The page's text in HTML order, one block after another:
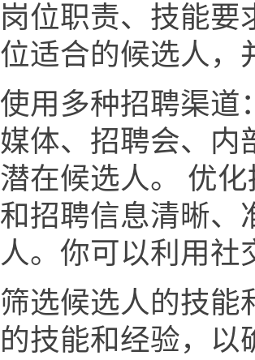
岗位职责、技能要
位适合的候选人，
使用多种招聘渠道
媒体、招聘会、内
潜在候选人。 优
和招聘信息清晰、
人。你可以利用社
筛选候选人的技能
的技能和经验，以